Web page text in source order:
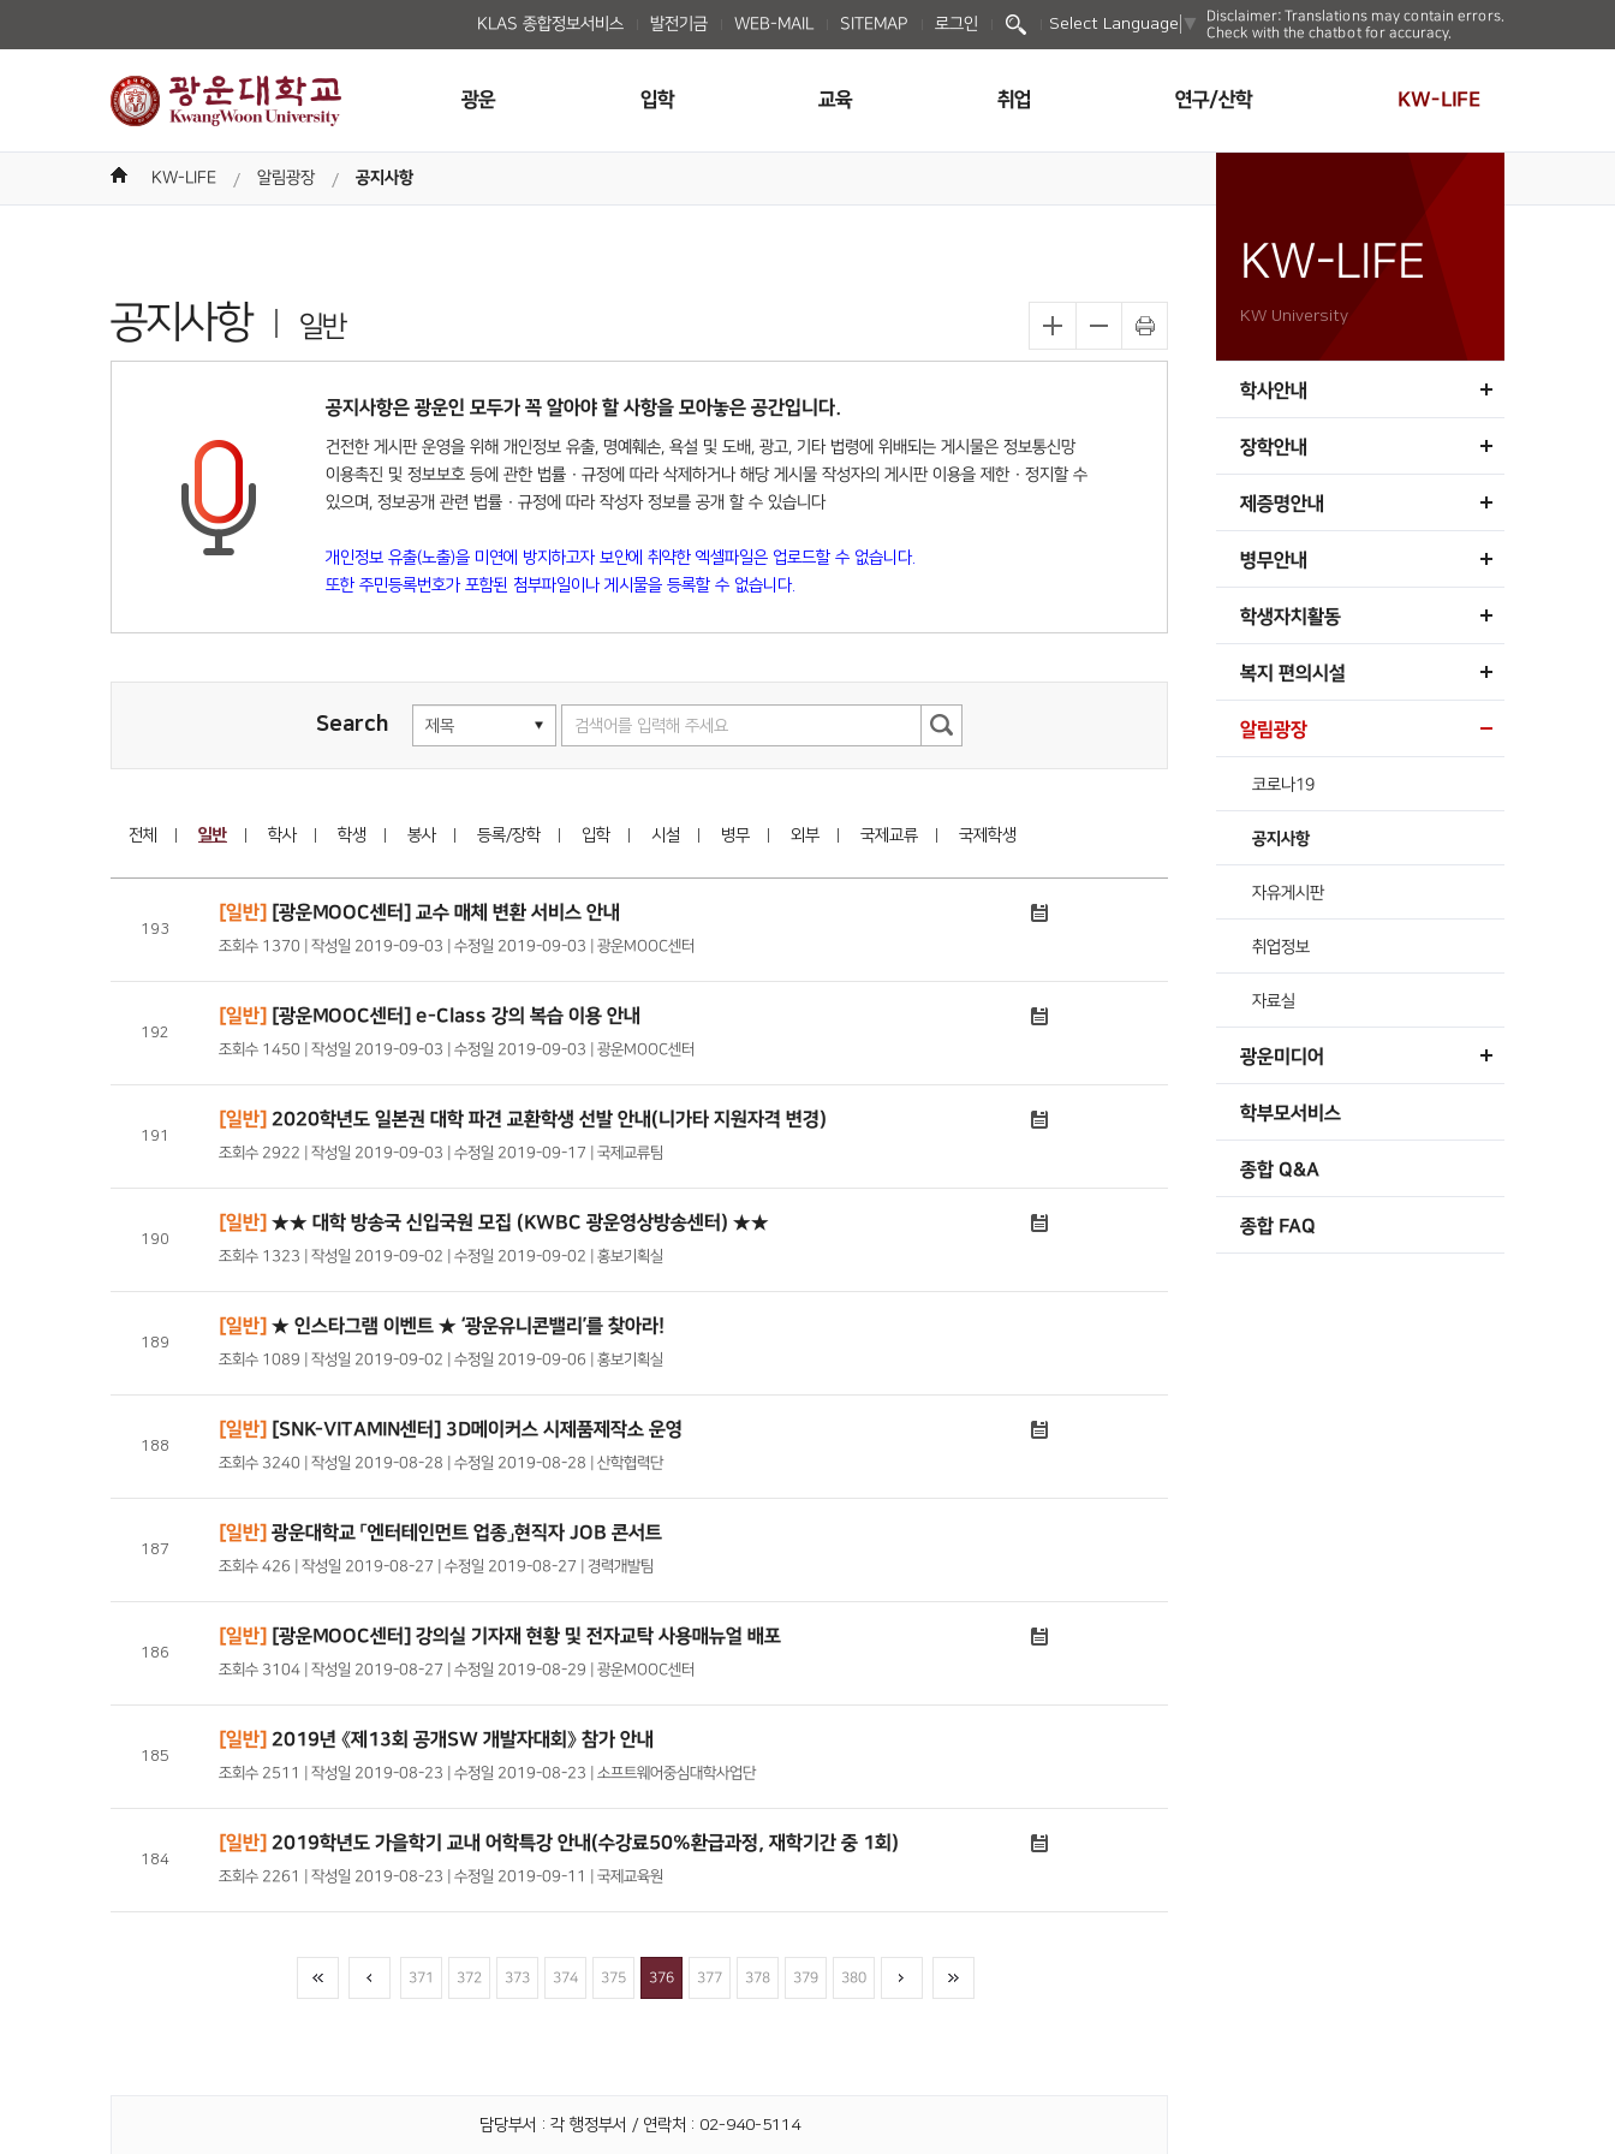
KLAS 종합정보서비스 발전기금 WEB-MAIL SITEMAP 로그인 Select Language ▼
Disclaimer: Translations may contain errors.
Check with the chatbot for accuracy.
광운 입학 교육 취업 연구/산학 KW-LIFE
KW-LIFE 알림광장 공지사항
공지사항 일반
공지사항은 광운인 모두가 꼭 알아야 할 사항을 모아놓은 공간입니다.
건전한 게시판 운영을 위해 개인정보 유출, 명예훼손, 욕설 및 도배, 광고, 기타 법령에 위배되는 게시물은 정보통신망
이용촉진 및 정보보호 등에 관한 법률 · 규정에 따라 삭제하거나 해당 게시물 작성자의 게시판 이용을 제한 · 정지할 수
있으며, 정보공개 관련 법률 · 규정에 따라 작성자 정보를 공개 할 수 있습니다
개인정보 유출(노출)을 미연에 방지하고자 보안에 취약한 엑셀파일은 업로드할 수 없습니다.
또한 주민등록번호가 포함된 첨부파일이나 게시물을 등록할 수 없습니다.
Search
전체 일반 학사 학생 봉사 등록/장학 입학 시설 병무 외부 국제교류 국제학생
193
[일반] [광운MOOC센터] 교수 매체 변환 서비스 안내
조회수 1370 | 작성일 2019-09-03 | 수정일 2019-09-03 | 광운MOOC센터
192
[일반] [광운MOOC센터] e-Class 강의 복습 이용 안내
조회수 1450 | 작성일 2019-09-03 | 수정일 2019-09-03 | 광운MOOC센터
191
[일반] 2020학년도 일본권 대학 파견 교환학생 선발 안내(니가타 지원자격 변경)
조회수 2922 | 작성일 2019-09-03 | 수정일 2019-09-17 | 국제교류팀
190
[일반] ★★ 대학 방송국 신입국원 모집 (KWBC 광운영상방송센터) ★★
조회수 1323 | 작성일 2019-09-02 | 수정일 2019-09-02 | 홍보기획실
189
[일반] ★ 인스타그램 이벤트 ★ ‘광운유니콘밸리’를 찾아라!
조회수 1089 | 작성일 2019-09-02 | 수정일 2019-09-06 | 홍보기획실
188
[일반] [SNK-VITAMIN센터] 3D메이커스 시제품제작소 운영
조회수 3240 | 작성일 2019-08-28 | 수정일 2019-08-28 | 산학협력단
187
[일반] 광운대학교 「엔터테인먼트 업종」현직자 JOB 콘서트
조회수 426 | 작성일 2019-08-27 | 수정일 2019-08-27 | 경력개발팀
186
[일반] [광운MOOC센터] 강의실 기자재 현황 및 전자교탁 사용매뉴얼 배포
조회수 3104 | 작성일 2019-08-27 | 수정일 2019-08-29 | 광운MOOC센터
185
[일반] 2019년 《제13회 공개SW 개발자대회》 참가 안내
조회수 2511 | 작성일 2019-08-23 | 수정일 2019-08-23 | 소프트웨어중심대학사업단
184
[일반] 2019학년도 가을학기 교내 어학특강 안내(수강료50%환급과정, 재학기간 중 1회)
조회수 2261 | 작성일 2019-08-23 | 수정일 2019-09-11 | 국제교육원
371 372 373 374 375 376 377 378 379 380
담당부서 : 각 행정부서 / 연락처 : 02-940-5114
KW-LIFE
KW University
학사안내
장학안내
제증명안내
병무안내
학생자치활동
복지 편의시설
알림광장
코로나19
공지사항
자유게시판
취업정보
자료실
광운미디어
학부모서비스
종합 Q&A
종합 FAQ